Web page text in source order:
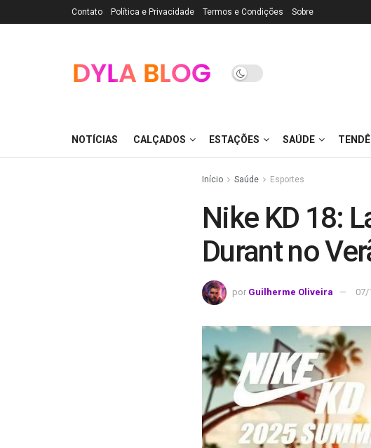
Contato Política e Privacidade Termos e Condições Sobre
NOTÍCIAS CALÇADOS ESTAÇÕES SAÚDE
Início Saúde Esportes
Nike KD 18:
Durant no
por Guilherme Oliveira 07/